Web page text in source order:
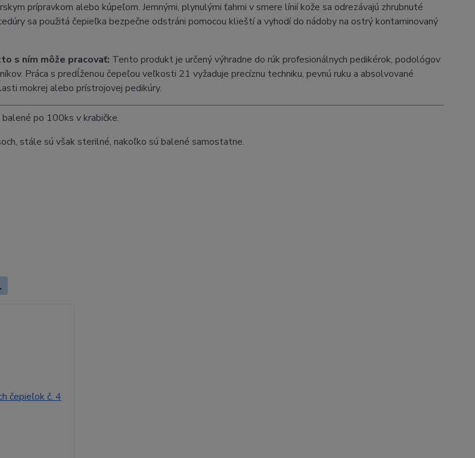
prípravkom alebo kúpeľom. Jemnými, plynulými ťahmi v smere línií kože sa odrezávajú zhrubnuté
sa použitá čepieľka bezpečne odstráni pomocou klieští a vyhodí do nádoby na ostrý kontaminovaný
s ním môže pracovať: Tento produkt je určený výhradne do rúk profesionálnych pedikérok, podológov
Práca s predĺženou čepeľou veľkosti 21 vyžaduje precíznu techniku, pevnú ruku a absolvované
mokrej alebo prístrojovej pedikúry.
po 100ks v krabičke.
stále sú však sterilné, nakoľko sú balené samostatne.